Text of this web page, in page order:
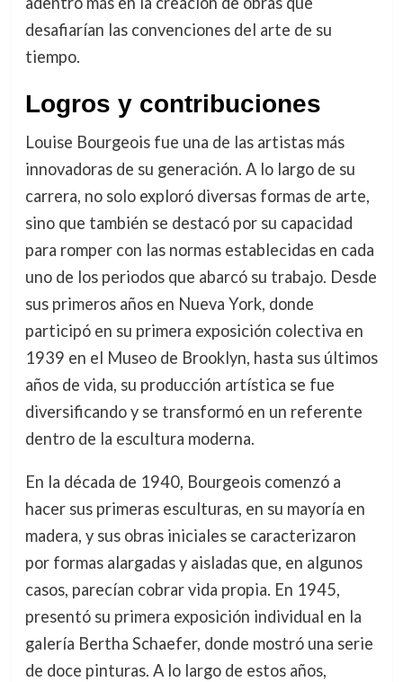
desafiarían las convenciones del arte de su
tiempo.
Logros y contribuciones
Louise Bourgeois fue una de las artistas más
innovadoras de su generación. A lo largo de su
carrera, no solo exploró diversas formas de arte,
sino que también se destacó por su capacidad
para romper con las normas establecidas en cada
uno de los periodos que abarcó su trabajo. Desde
sus primeros años en Nueva York, donde
participó en su primera exposición colectiva en
1939 en el Museo de Brooklyn, hasta sus últimos
años de vida, su producción artística se fue
diversificando y se transformó en un referente
dentro de la escultura moderna.
En la década de 1940, Bourgeois comenzó a
hacer sus primeras esculturas, en su mayoría en
madera, y sus obras iniciales se caracterizaron
por formas alargadas y aisladas que, en algunos
casos, parecían cobrar vida propia. En 1945,
presentó su primera exposición individual en la
galería Bertha Schaefer, donde mostró una serie
de doce pinturas. A lo largo de estos años,